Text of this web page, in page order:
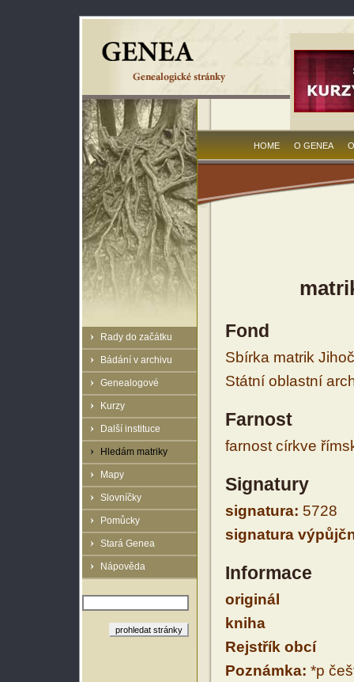
Rady do začátku
Bádání v archivu
Genealogové
Kurzy
Další instituce
Hledám matriky
Mapy
Slovníčky
Pomůcky
Stará Genea
Nápověda
HOME O GENEA
Fond
Sbírka matrik
Státní oblastní
Farnost
farnost církve
Signatury
signatura: 5728
signatura
Informace
originál
kniha
Rejstřík obcí
Poznámka: *p